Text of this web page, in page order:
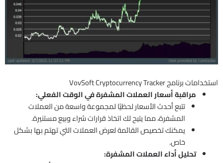
استخدامات برنامج VovSoft Cryptocurrency Tracker
مراقبة أسعار العملات المشفرة في الوقت الفعلي:
تتبع أحدث الأسعار لحظيًا لمجموعة واسعة من العملات
المشفرة، مما يتيح لك اتخاذ قرارات شراء وبيع مستنيرة.
يمكنك تخصيص القائمة لعرض العملات التي تهتم بها بشكل
خاص.
تحليل أداء العملات المشفرة: